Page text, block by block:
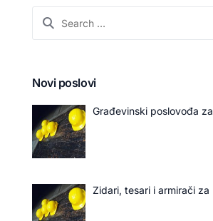
Novi poslovi
Građevinski poslovođa
Zidari, tesari i armirači